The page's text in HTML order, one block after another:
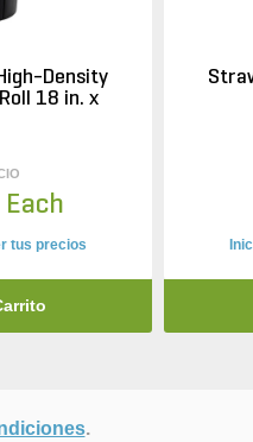
Density
18 in. x
tus precios
.